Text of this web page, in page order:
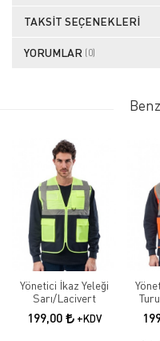
TAKSIT SEÇENEKLERI
YORUMLAR (0)
Yönetici İkaz Yeleği
Sarı/Lacivert
199,00 +KDV